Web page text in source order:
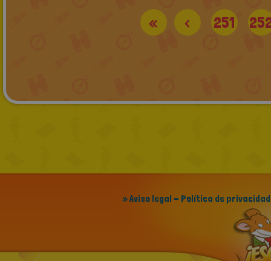
« < 251
» Aviso legal - Política de privacidad